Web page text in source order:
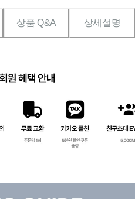
상품 Q&A 상세설명